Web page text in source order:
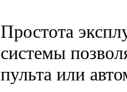
Простота
системы
пульта или